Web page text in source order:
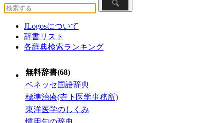
JLogosについて
辞書リスト
各辞典検索ランキング
無料辞書(68)
ベネッセ国語辞典
標準治療(寺下医学事務所)
東洋医学のしくみ